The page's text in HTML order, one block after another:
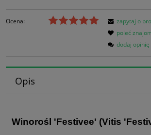
Ocena:
zapytaj o
poleć
dodaj opinię
Opis
Winorośl 'Festivee' (Vitis